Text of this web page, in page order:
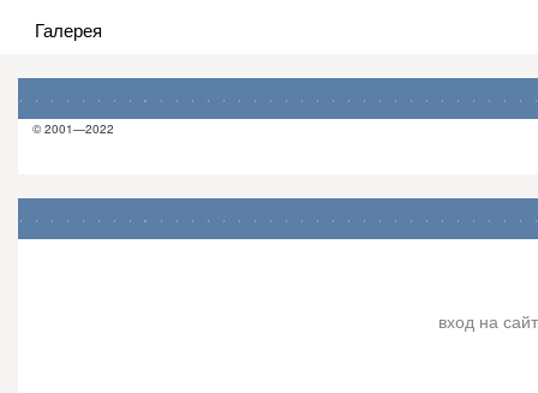
Галерея
© 2001—2022
вход на сайт